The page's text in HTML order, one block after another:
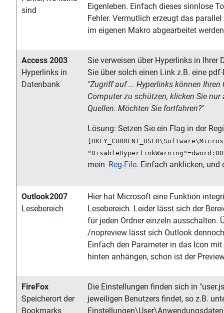
sind
Eigenleben. Einfach dieses sinnlose
Fehler. Vermutlich erzeugt das
im eigenen Makro abgearbeitet
Access 2003
Hyperlinks in
Datenbank
Sie verweisen über Hyperlinks in
Sie über solch einen Link z.B. eine
"Zugriff auf ... Hyperlinks können
Computer zu schützen, klicken Sie
Quellen. Möchten Sie fortfahren?"
Lösung: Setzen Sie ein Flag in der
mein Reg-File. Einfach anklicken, und
Outlook2007
Lesebereich
Hier hat Microsoft eine Funktion
Lesebereich. Leider lässt sich der
für jeden Ordner einzeln ausschalten.
/nopreview lässt sich Outlook
Einfach den Parameter in das Icon
hinten anhängen, schon ist der
FireFox
Speicherort der
Bookmarks
Die Einstellungen finden sich in
jeweiligen Benutzers findet, so z.B.